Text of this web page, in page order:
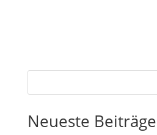
Neueste Beiträge